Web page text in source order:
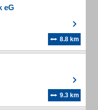
eG
8.8 km
9.3 km